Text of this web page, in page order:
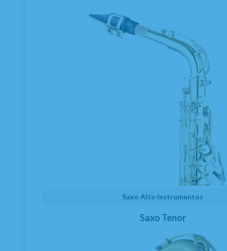
Saxo Alto Instrumentos
Saxo Tenor